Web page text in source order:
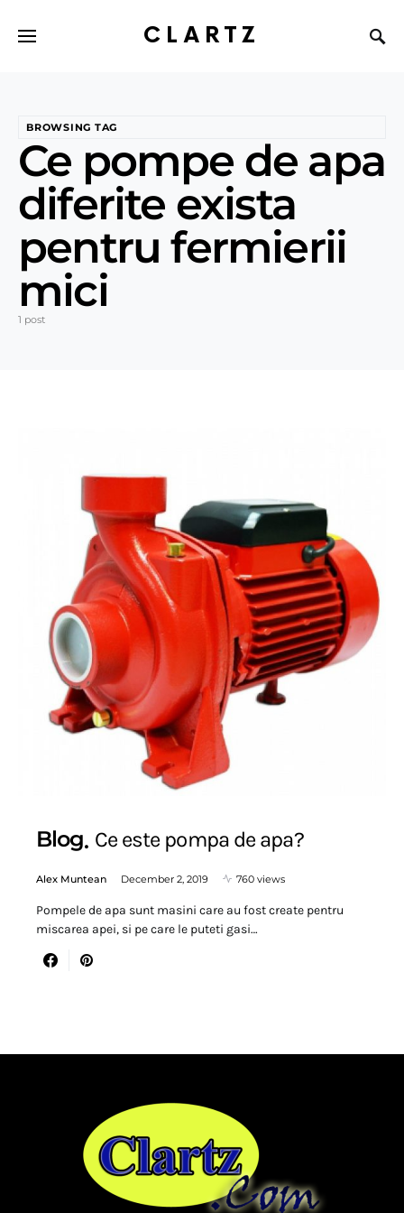
CLARTZ
BROWSING TAG
Ce pompe de apa
diferite exista
pentru fermierii
mici
1 post
Blog Ce este pompa de apa?
Alex Muntean December 2, 2019 760 views
Pompele de apa sunt masini care au fost create pentru
miscarea apei, si pe care le puteti gasi…